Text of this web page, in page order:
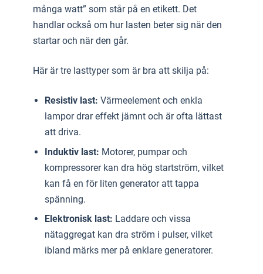
många watt” som står på en etikett. Det
handlar också om hur lasten beter sig när den
startar och när den går.
Här är tre lasttyper som är bra att skilja på:
Resistiv last: Värmeelement och enkla
lampor drar effekt jämnt och är ofta lättast
att driva.
Induktiv last: Motorer, pumpar och
kompressorer kan dra hög startström, vilket
kan få en för liten generator att tappa
spänning.
Elektronisk last: Laddare och vissa
nätaggregat kan dra ström i pulser, vilket
ibland märks mer på enklare generatorer.